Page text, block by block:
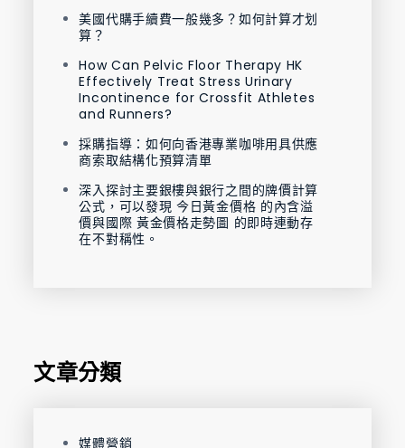
美國代購手續費一般幾多？如何計算才划
算？
How Can Pelvic Floor Therapy HK
Effectively Treat Stress Urinary
Incontinence for Crossfit Athletes
and Runners?
採購指導：如何向香港專業咖啡用具供應
商索取結構化預算清單
深入探討主要銀樓與銀行之間的牌價計算
公式，可以發現 今日黃金價格 的內含溢
價與國際 黃金價格走勢圖 的即時連動存
在不對稱性。
文章分類
媒體營銷